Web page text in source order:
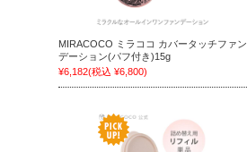
MIRACOCO ミラココ カバータッチファン
デーション(パフ付き)15g
¥6,182(税込 ¥6,800)